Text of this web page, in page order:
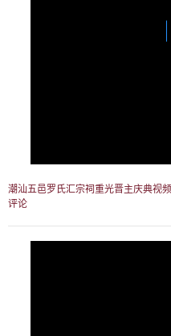
潮汕五邑罗氏汇宗祠重光晋主庆典视频
评论